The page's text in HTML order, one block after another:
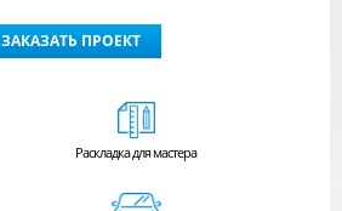
ЗАКАЗАТЬ ПРОЕКТ
Раскладка для мастера